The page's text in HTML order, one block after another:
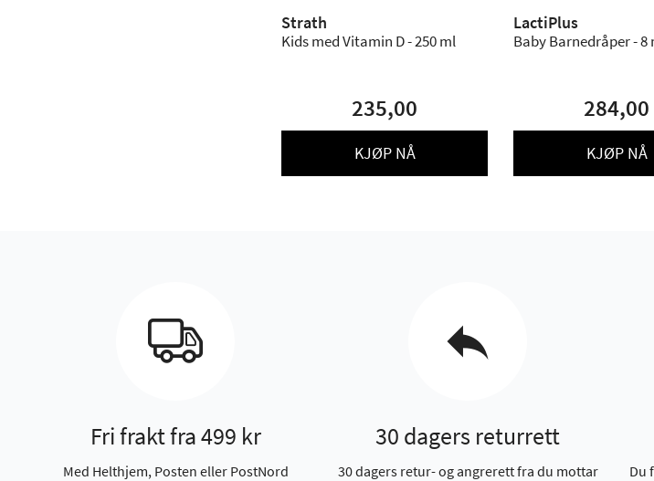
Strath
Kids med Vitamin D - 250 ml
235,00
KJØP NÅ
LactiPlus
Baby Barnedråper - 8
284,00
KJØP NÅ
Fri frakt fra 499 kr
Med Helthjem, Posten eller PostNord
30 dagers returrett
30 dagers retur- og angrerett fra du mottar
Du